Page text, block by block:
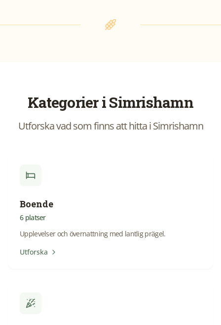
Kategorier iSimrishamn
Utforska vad som finns att hitta iSimrishamn
Boende
6 platser
Upplevelser och övernattning med lantlig prägel.
Utforska